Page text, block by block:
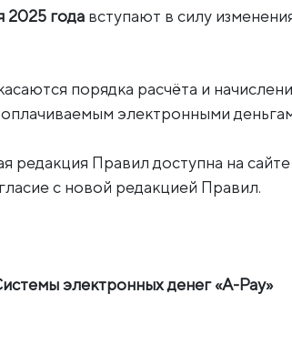
2025 годавступают в силу
порядка расчёта и
электронными
редакция Правил доступна на
с новой редакцией Правил.
электронных денег «A-Pay»